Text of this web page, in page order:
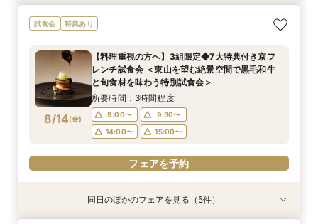
8/13(木)
【東京開催】関東在住の方必見《フナツル》出張
ご相談会＆お打合せ【式場選び～結婚式の準備・
や新幹線代プレゼントも！
所要時間：3時間程度
9:30〜 15:00〜
フェアを予約
8/13(木)
＼お盆特別開催／【料理重視の方へ】3組限定
◆7大特典付き京フレンチ試食会 ＜東山を望む絶
所要時間：3時間程度
9:00〜
9:30〜
14:00〜
15:00〜
フェアを予約
8/13(木)
【70名以上ご検討の方】京都最大級の会場見学×
口コミ高評価2万円相当試食
9:00〜
9:30〜
14:00〜
15:00〜
フェアを予約
8/13(木)
《少人数専用会場が大好評！》家族の絆を結ぶ
アットホームな少人数ウエディングフェア【挙式
試食付き】
所要時間：3時間程度
9:00〜
9:30〜
14:00〜
15:00〜
フェアを予約
8/13(木)
【初めての方へ】組数限定で挙式プレゼント◆挙
式入場体験×試食×充実の相談会
9:00〜
9:30〜
14:00〜
15:00〜
フェアを予約
8/13(木)
【おもてなし重視の方必見】歴史×モダンの寛ぎ
空間＆特別試食会
9:00〜
9:30〜
14:00〜
15:00〜
フェアを予約
試食会 特典あり
8/14(金)
【料理重視の方へ】3組限定◆7大特典付き京フ
レンチ試食会 ＜東山を望む絶景空間で黒毛和牛
と旬食材を味わう特別試食会＞
所要時間：3時間程度
9:00〜
9:30〜
14:00〜
15:00〜
フェアを予約
特典あり
特典あり
特典あり
特典あり
特典あり同日のほかのフェアを見る（5件）